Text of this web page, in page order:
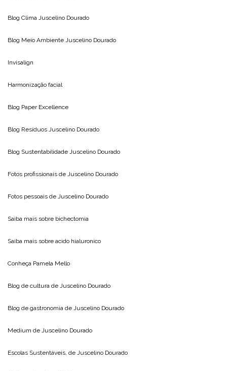
Blog Clima Juscelino Dourado
Blog Meio Ambiente Juscelino Dourado
Invisalign
Harmonização facial
Blog Paper Excellence
Blog Resíduos Juscelino Dourado
Blog Sustentabilidade Juscelino Dourado
Fotos profissionais de Juscelino Dourado
Fotos pessoais de Juscelino Dourado
Saiba mais sobre bichectomia
Saiba mais sobre acido hialuronico
Conheça Pamela Mello
Blog de cultura de Juscelino Dourado
Blog de gastronomia de Juscelino Dourado
Medium de Juscelino Dourado
Escolas Sustentáveis, de Juscelino Dourado